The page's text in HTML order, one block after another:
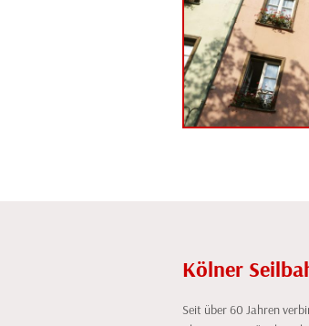
Kölner
Seit über 60 Jahren